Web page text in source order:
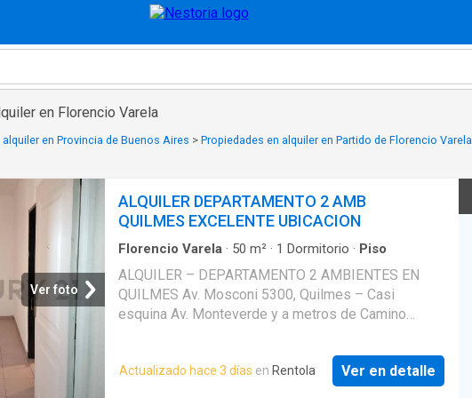
en Florencio Varela
en Provincia de Buenos Aires > Propiedades en alquiler en Partido de Florencio Varela
Ver foto
ALQUILER DEPARTAMENTO 2 AMB
QUILMES EXCELENTE UBICACION
Florencio Varela · 50 m² · 1 Dormitorio · Piso
ALQUILER – DEPARTAMENTO 2 AMBIENTES EN
QUILMES Av. Mosconi 5300, Quilmes – Casi
esquina Av. Monteverde y a metros de Camino
bien ubicado y con excelente conectividad para
moverte todos los días sin complicaciones? Este
funcional departamento de 2 ambientes se
Actualizado hace 3 días en Rentola Ver en detalle